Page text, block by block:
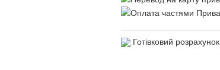
Готівковий розрахунок